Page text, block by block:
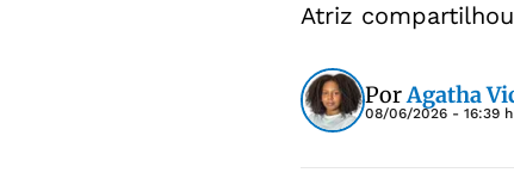
Atriz
PorAgatha
08/06/2026 - 16:39 h